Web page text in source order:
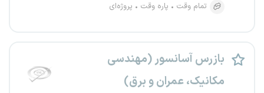
تمام وقت
پاره وقت پروژه‌ای
بازرس آسانسور (مهندسی
مکانیک، عمران و برق)